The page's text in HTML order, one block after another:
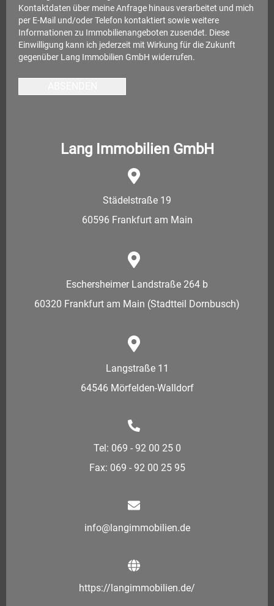
Kontaktdaten über meine Anfrage hinaus verarbeitet und mich
per E-Mail und/oder Telefon kontaktiert sowie weitere
Informationen zu Immobilienangeboten zusendet. Diese
Einwilligung kann ich jederzeit mit Wirkung für die Zukunft
gegenüber Lang Immobilien GmbH widerrufen.
Lang Immobilien GmbH
Städelstraße 19
60596 Frankfurt am Main
Eschersheimer Landstraße 264 b
60320 Frankfurt am Main (Stadtteil Dornbusch)
Langstraße 11
64546 Mörfelden-Walldorf
Tel: 069 - 92 00 25 0
Fax: 069 - 92 00 25 95
info@langimmobilien.de
https://langimmobilien.de/